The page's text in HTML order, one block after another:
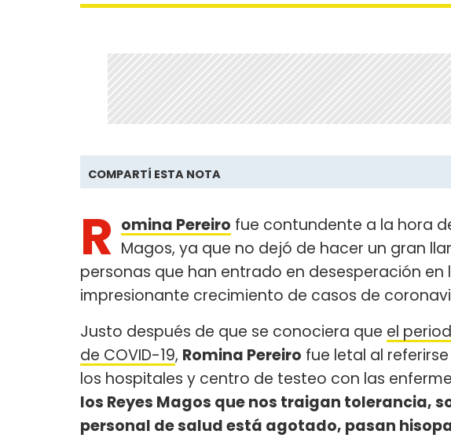
COMPARTÍ ESTA NOTA
R omina Pereiro fue contundente a la hora
Magos, ya que no dejó de hacer un gran
personas que han entrado en desesperación
impresionante crecimiento de casos de
Justo después de que se conociera que el
de COVID-19, Romina Pereiro fue letal al
los hospitales y centro de testeo con las
los Reyes Magos que nos traigan tolerancia,
personal de salud está agotado, pasan